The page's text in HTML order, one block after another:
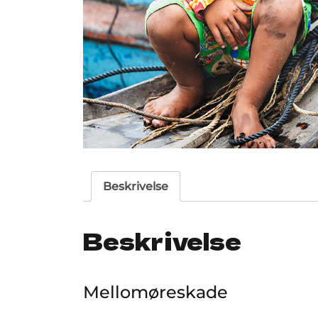
Beskrivelse
Beskrivelse
Mellomøreskade